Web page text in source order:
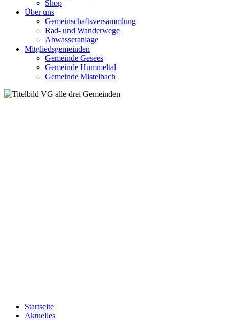
Shop
Über uns
Gemeinschaftsversammlung
Rad- und Wanderwege
Abwasseranlage
Mitgliedsgemeinden
Gemeinde Gesees
Gemeinde Hummeltal
Gemeinde Mistelbach
Startseite
Aktuelles